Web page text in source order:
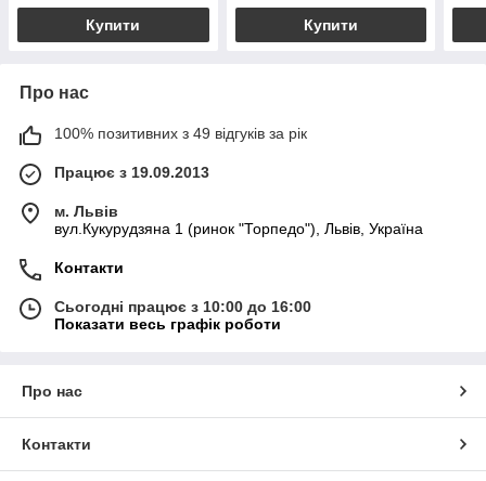
Купити Купити
Про нас
100% позитивних з 49 відгуків за рік
Працює з 19.09.2013
м. Львів
вул.Кукурудзяна 1 (ринок "Торпедо"), Львів, Україна
Контакти
Сьогодні працює з 10:00 до 16:00
Показати весь графік роботи
Про нас
Контакти